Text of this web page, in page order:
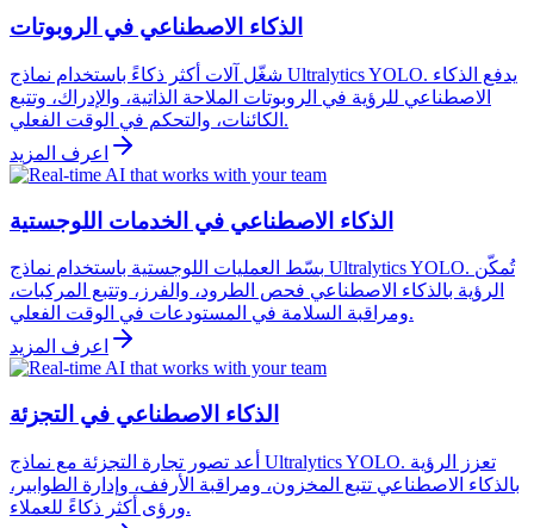
الذكاء الاصطناعي في الروبوتات
شغّل آلات أكثر ذكاءً باستخدام نماذج Ultralytics YOLO. يدفع الذكاء
الاصطناعي للرؤية في الروبوتات الملاحة الذاتية، والإدراك، وتتبع
الكائنات، والتحكم في الوقت الفعلي.
اعرف المزيد
الذكاء الاصطناعي في الخدمات اللوجستية
بسّط العمليات اللوجستية باستخدام نماذج Ultralytics YOLO. تُمكّن
الرؤية بالذكاء الاصطناعي فحص الطرود، والفرز، وتتبع المركبات،
ومراقبة السلامة في المستودعات في الوقت الفعلي.
اعرف المزيد
الذكاء الاصطناعي في التجزئة
أعد تصور تجارة التجزئة مع نماذج Ultralytics YOLO. تعزز الرؤية
بالذكاء الاصطناعي تتبع المخزون، ومراقبة الأرفف، وإدارة الطوابير،
ورؤى أكثر ذكاءً للعملاء.